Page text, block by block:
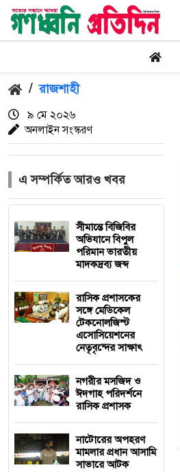
/ রাজশাহী
৯ মে ২০২৬
অনলাইন সংস্করণ
এ সম্পর্কিত আরও খবর
সীমান্তে বিজিবির
অভিযানে বিপুল
পরিমান ভারতীয়
মাদকদ্রব্য জব্দ
রাসিক প্রশাসকের
সঙ্গে মেডিকেল
টেকনোলজিস্ট
এসোসিয়েশনের
নেতৃবৃন্দের সাক্ষাৎ
নগরীর মসজিদ ও
ঈদগাহ পরিদর্শনে
রাসিক প্রশাসক
নাটোরের অপহরণ
মামলার প্রধান আসামি
সাভারে আটক